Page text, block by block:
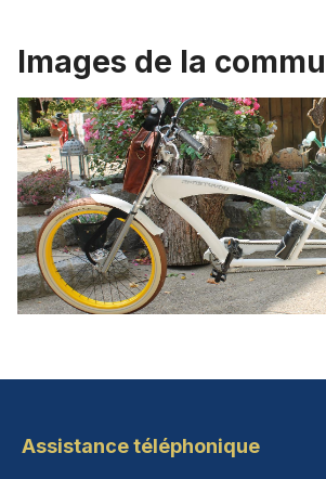
Images de la
Assistance téléphonique